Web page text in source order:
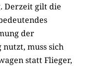
Derzeit gilt die
der
nutzt, muss sich
statt Flieger,